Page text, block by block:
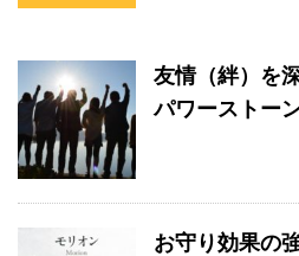
友情（絆）を
パワーストー
お守り効果の